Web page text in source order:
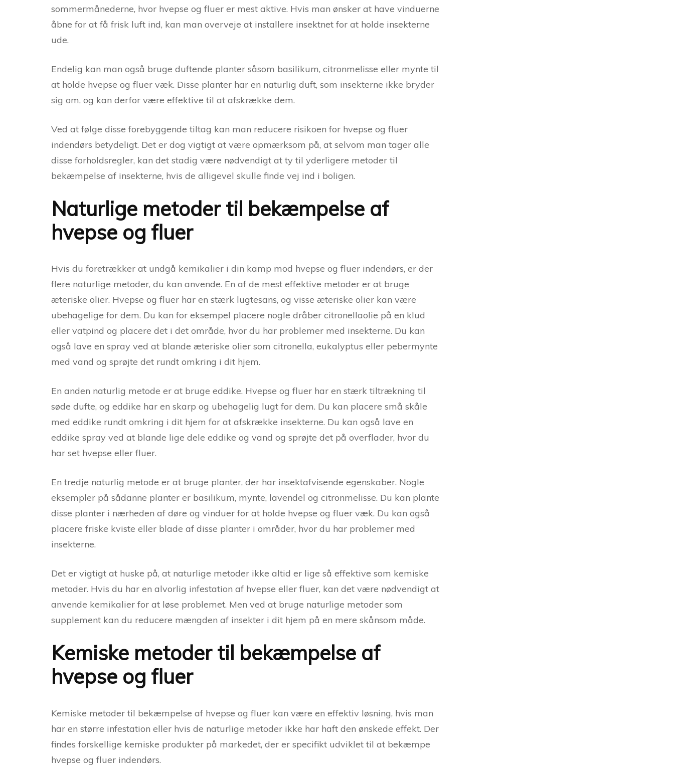
sommermånederne, hvor hvepse og fluer er mest aktive. Hvis man ønsker at have vinduerne
åbne for at få frisk luft ind, kan man overveje at installere insektnet for at holde insekterne
ude.
Endelig kan man også bruge duftende planter såsom basilikum, citronmelisse eller mynte til
at holde hvepse og fluer væk. Disse planter har en naturlig duft, som insekterne ikke bryder
sig om, og kan derfor være effektive til at afskrække dem.
Ved at følge disse forebyggende tiltag kan man reducere risikoen for hvepse og fluer
indendørs betydeligt. Det er dog vigtigt at være opmærksom på, at selvom man tager alle
disse forholdsregler, kan det stadig være nødvendigt at ty til yderligere metoder til
bekæmpelse af insekterne, hvis de alligevel skulle finde vej ind i boligen.
Naturlige metoder til bekæmpelse af
hvepse og fluer
Hvis du foretrækker at undgå kemikalier i din kamp mod hvepse og fluer indendørs, er der
flere naturlige metoder, du kan anvende. En af de mest effektive metoder er at bruge
æteriske olier. Hvepse og fluer har en stærk lugtesans, og visse æteriske olier kan være
ubehagelige for dem. Du kan for eksempel placere nogle dråber citronellaolie på en klud
eller vatpind og placere det i det område, hvor du har problemer med insekterne. Du kan
også lave en spray ved at blande æteriske olier som citronella, eukalyptus eller pebermynte
med vand og sprøjte det rundt omkring i dit hjem.
En anden naturlig metode er at bruge eddike. Hvepse og fluer har en stærk tiltrækning til
søde dufte, og eddike har en skarp og ubehagelig lugt for dem. Du kan placere små skåle
med eddike rundt omkring i dit hjem for at afskrække insekterne. Du kan også lave en
eddike spray ved at blande lige dele eddike og vand og sprøjte det på overflader, hvor du
har set hvepse eller fluer.
En tredje naturlig metode er at bruge planter, der har insektafvisende egenskaber. Nogle
eksempler på sådanne planter er basilikum, mynte, lavendel og citronmelisse. Du kan plante
disse planter i nærheden af døre og vinduer for at holde hvepse og fluer væk. Du kan også
placere friske kviste eller blade af disse planter i områder, hvor du har problemer med
insekterne.
Det er vigtigt at huske på, at naturlige metoder ikke altid er lige så effektive som kemiske
metoder. Hvis du har en alvorlig infestation af hvepse eller fluer, kan det være nødvendigt at
anvende kemikalier for at løse problemet. Men ved at bruge naturlige metoder som
supplement kan du reducere mængden af insekter i dit hjem på en mere skånsom måde.
Kemiske metoder til bekæmpelse af
hvepse og fluer
Kemiske metoder til bekæmpelse af hvepse og fluer kan være en effektiv løsning, hvis man
har en større infestation eller hvis de naturlige metoder ikke har haft den ønskede effekt. Der
findes forskellige kemiske produkter på markedet, der er specifikt udviklet til at bekæmpe
hvepse og fluer indendørs.